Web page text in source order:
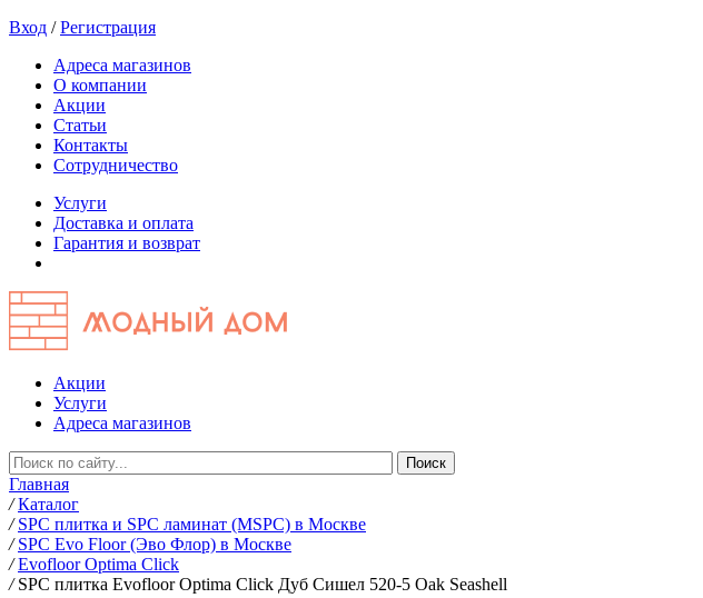
Вход /Регистрация
Адреса магазинов
О компании
Акции
Статьи
Контакты
Сотрудничество
Услуги
Доставка и оплата
Гарантия и возврат
Акции
Услуги
Адреса магазинов
Главная
/ Каталог
/ SPC плитка и SPC ламинат (MSPC) в Москве
/ SPC Evo Floor (Эво Флор) в Москве
/ Evofloor Optima Click
/ SPC плитка Evofloor Optima Click Дуб Сишел 520-5 Оak Seashell